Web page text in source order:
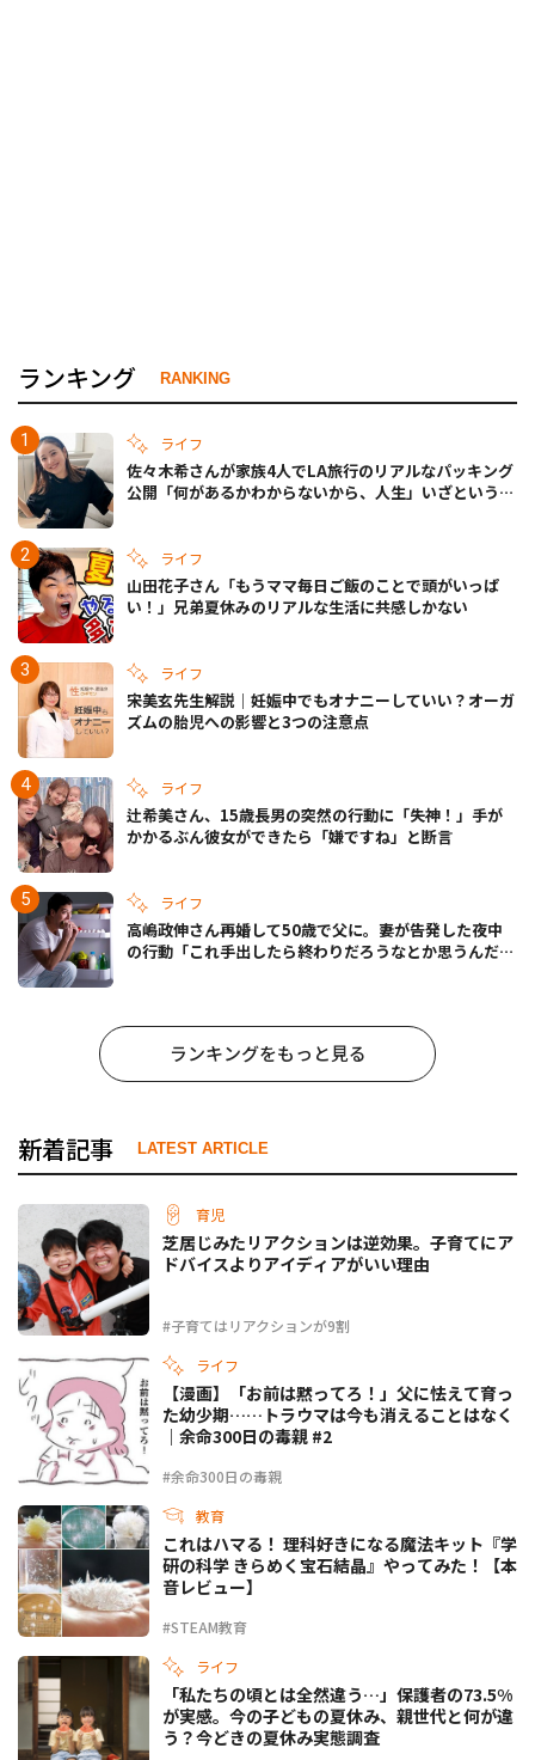
ランキング RANKING
ライフ
佐々木希さんが家族4人でLA旅行のリアルなパッキング
公開「何があるかわからないから、人生」いざというと
ライフ
山田花子さん「もうママ毎日ご飯のことで頭がいっぱ
い！」兄弟夏休みのリアルな生活に共感しかない
ライフ
宋美玄先生解説｜妊娠中でもオナニーしていい？オーガ
ズムの胎児への影響と3つの注意点
ライフ
辻希美さん、15歳長男の突然の行動に「失神！」手が
かかるぶん彼女ができたら「嫌ですね」と断言
ライフ
高嶋政伸さん再婚して50歳で父に。妻が告発した夜中
の行動「これ手出したら終わりだろうなとか思うんだけ
ランキングをもっと見る
新着記事 LATEST ARTICLE
育児
#子育てはリアクションが9割
芝居じみたリアクションは逆効果。子育てにア
ドバイスよりアイディアがいい理由
ライフ
#余命300日の毒親
【漫画】「お前は黙ってろ！」父に怯えて育っ
た幼少期……トラウマは今も消えることはなく
｜余命300日の毒親 #2
教育
#STEAM教育
これはハマる！ 理科好きになる魔法キット『学
研の科学 きらめく宝石結晶』やってみた！【本
音レビュー】
ライフ
「私たちの頃とは全然違う…」保護者の73.5%
が実感。今の子どもの夏休み、親世代と何が違
う？今どきの夏休み実態調査